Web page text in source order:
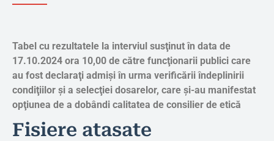
Tabel cu rezultatele la interviul susţinut în data de
17.10.2024 ora 10,00 de către funcţionarii publici care
au fost declaraţi admişi în urma verificării îndeplinirii
condiţiilor şi a selecţiei dosarelor, care şi-au manifestat
opţiunea de a dobândi calitatea de consilier de etică
Fisiere atasate